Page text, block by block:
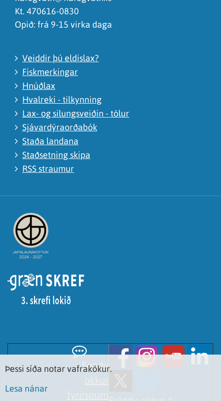
Kt. 470616-0830
Opið: frá 9-15 virka daga
Veiddir þú eldislax?
Fiskmerkingar
Hnúðlax
Hvalreki - tilkynning
Lax- og silungsveiðin - tölur
Sjávardýraorðabók
Staða landana
Staðsetning skipa
RSS straumur
Sendu
Þessi síða notar vafrakökur.
Lesa nánar